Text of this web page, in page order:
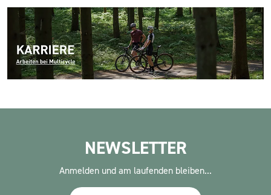
NEWSLETTER
Anmelden und am laufenden bleiben...